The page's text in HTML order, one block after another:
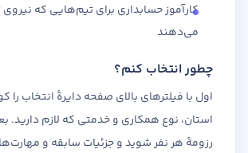
کارآموز حسابداری برای تیم‌هایی که
می‌دهند
چطور انتخاب کنم؟
اول با فیلترهای بالای صفحه دایرهٔ انتخاب را
استان، نوع همکاری و خدمتی که لازم دارید.
رزومهٔ هر نفر شوید و جزئیات سابقه و